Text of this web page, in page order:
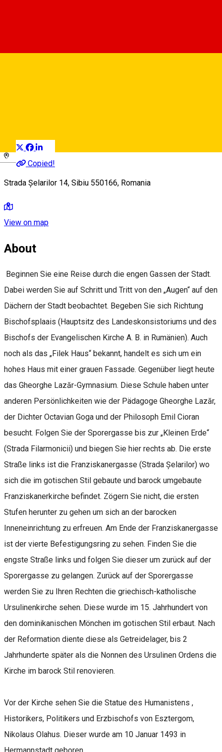
Deutsch
7. Die Sporergasse, die Kleine
Copied!
Strada Șelarilor 14, Sibiu 550166, Romania
View on map
About
Beginnen Sie eine Reise durch die engen Gassen der Stadt.
Dabei werden Sie auf Schritt und Tritt von den „Augen“ auf den
Dächern der Stadt beobachtet. Begeben Sie sich Richtung
Bischofsplaais (Hauptsitz des Landeskonsistoriums und des
Bischofs der Evangelischen Kirche A. B. in Rumänien). Auch
noch als das „Filek Haus“ bekannt, handelt es sich um ein
hohes Haus mit einer grauen Fassade. Gegenüber liegt heute
das Gheorghe Lazăr-Gymnasium. Diese Schule haben unter
anderen Persönlichkeiten wie der Pädagoge Gheorghe Lazăr,
der Dichter Octavian Goga und der Philosoph Emil Cioran
besucht. Folgen Sie der Sporergasse bis zur „Kleinen Erde“
(Strada Filarmonicii) und biegen Sie hier rechts ab. Die erste
Straße links ist die Franziskanergasse (Strada Șelarilor) wo
sich die im gotischen Stil gebaute und barock umgebaute
Franziskanerkirche befindet. Zögern Sie nicht, die ersten
Stufen herunter zu gehen um sich an der barocken
Inneneinrichtung zu erfreuen. Am Ende der Franziskanergasse
ist der vierte Befestigungsring zu sehen. Finden Sie die
engste Straße links und folgen Sie dieser um zurück auf der
Sporergasse zu gelangen. Zurück auf der Sporergasse
werden Sie zu Ihren Rechten die griechisch-katholische
Ursulinenkirche sehen. Diese wurde im 15. Jahrhundert von
den dominikanischen Mönchen im gotischen Stil erbaut. Nach
der Reformation diente diese als Getreidelager, bis 2
Jahrhunderte später als die Nonnen des Ursulinen Ordens die
Kirche im barock Stil renovieren.
Vor der Kirche sehen Sie die Statue des Humanistens ,
Historikers, Politikers und Erzbischofs von Esztergom,
Nikolaus Olahus. Dieser wurde am 10 Januar 1493 in